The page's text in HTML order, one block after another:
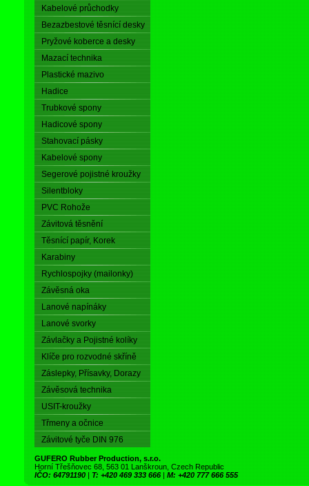
Kabelové průchodky
Bezazbestové těsnící desky
Pryžové koberce a desky
Mazací technika
Plastické mazivo
Hadice
Trubkové spony
Hadicové spony
Stahovací pásky
Kabelové spony
Segerové pojistné kroužky
Silentbloky
PVC Rohože
Závitová těsnění
Těsnící papír, Korek
Karabiny
Rychlospojky (mailonky)
Závěsná oka
Lanové napínáky
Lanové svorky
Závlačky a Pojistné kolíky
Klíče pro rozvodné skříně
Záslepky, Přísavky, Dorazy
Závěsová technika
USIT-kroužky
Třmeny a očnice
Závitové tyče DIN 976
GUFERO Rubber Production, s.r.o.
Horní Třešňovec 68, 563 01 Lanškroun, Czech Republic
IČO: 64791190 | T: +420 469 333 666 | M: +420 777 666 555